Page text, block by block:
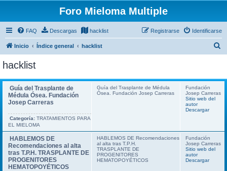
Foro Mieloma Multiple
FAQ Descargas hacklist Identificarse
Registrarse
Inicio Índice general hacklist
c
hacklist
Guía del Trasplante de
Médula Ósea. Fundación
Josep Carreras
Categoría: TRATAMIENTOS PARA
EL MIELOMA
Guía del Trasplante de Médula
Ósea. Fundación Josep Carreras
Fundación
Josep Carreras
Sitio web del
autor
Descargar
HABLEMOS DE
Recomendaciones al alta
tras T.P.H. TRASPLANTE DE
PROGENITORES
HEMATOPOYÉTICOS
HABLEMOS DE Recomendaciones
al alta tras T.P.H.
TRASPLANTE DE
PROGENITORES
HEMATOPOYÉTICOS
Fundación
Josep Carreras
Sitio web del
autor
Descargar